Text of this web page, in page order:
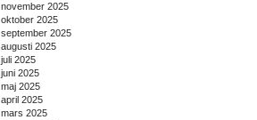
november 2025
oktober 2025
september 2025
augusti 2025
juli 2025
juni 2025
maj 2025
april 2025
mars 2025